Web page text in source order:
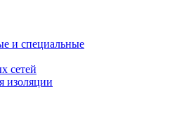
и специальные
сетей
изоляции